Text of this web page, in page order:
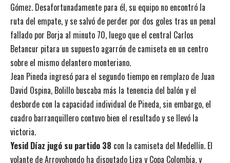
Gómez. Desafortunadamente para él, su equipo no encontró la
ruta del empate, y se salvó de perder por dos goles tras un penal
fallado por Borja al minuto 70, luego que el central Carlos
Betancur pitara un supuesto agarrón de camiseta en un centro
sobre el mismo delantero monteriano.
Jean Pineda ingresó para el segundo tiempo en remplazo de Juan
David Ospina, Bolillo buscaba más la tenencia del balón y el
desborde con la capacidad individual de Pineda, sin embargo, el
cuadro barranquillero contuvo bien el resultado y se llevó la
victoria.
Yesid Díaz jugó su partido 38 con la camiseta del Medellín. El
volante de Arroyohondo ha disputado Liga y Copa Colombia, y